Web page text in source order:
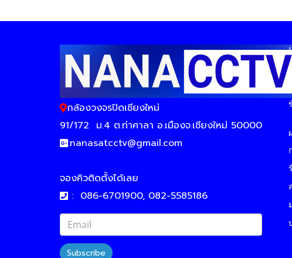
กล้องวงจรปิดเชียงใหม่
91/172 ม.4 ต.ท่าศาลา อ.เมืองจ.เชียงใหม่ 50000
:nanasatcctv@gmail.com
จองคิวติดตั้งได้เลย
: 086-6701900, 082-5585186
Subscribe